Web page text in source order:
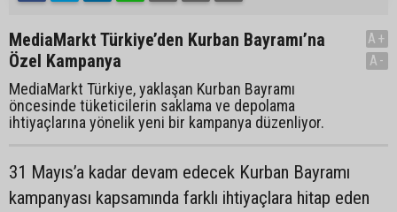
MediaMarkt Türkiye’den Kurban Bayramı’na
Özel Kampanya
MediaMarkt Türkiye, yaklaşan Kurban Bayramı
öncesinde tüketicilerin saklama ve depolama
ihtiyaçlarına yönelik yeni bir kampanya düzenliyor.
A+
A-
31 Mayıs’a kadar devam edecek Kurban Bayramı
kampanyası kapsamında farklı ihtiyaçlara hitap eden